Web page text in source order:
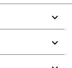

